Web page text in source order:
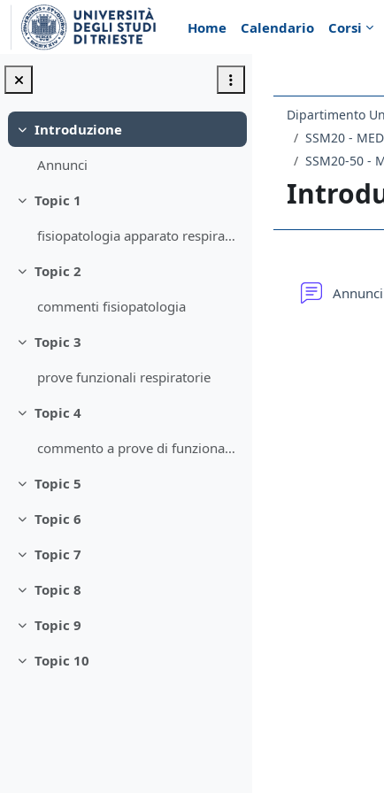
Vai al contenuto principale
Home
Calendario Corsi
Minimizza
Introduzione
Annunci
Minimizza
Topic 1
fisiopatologia apparato respiratorio
Minimizza
Topic 2
commenti fisiopatologia
Minimizza
Topic 3
prove funzionali respiratorie
Minimizza
Topic 4
commento a prove di funzionalità respiratoria
Minimizza
Topic 5
Minimizza
Topic 6
Minimizza
Topic 7
Minimizza
Topic 8
Minimizza
Topic 9
Minimizza
Topic 10
SSM20 -
Annunci